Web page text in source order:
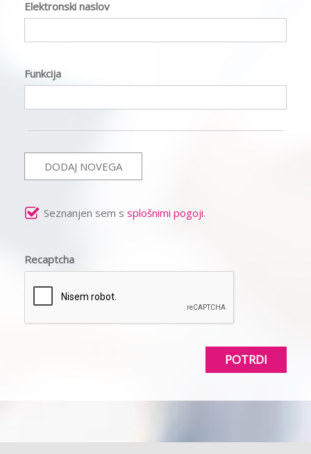
Elektronski naslov
Funkcija
DODAJ NOVEGA
Seznanjen sem s splošnimi pogoji.
Recaptcha
POTRDI